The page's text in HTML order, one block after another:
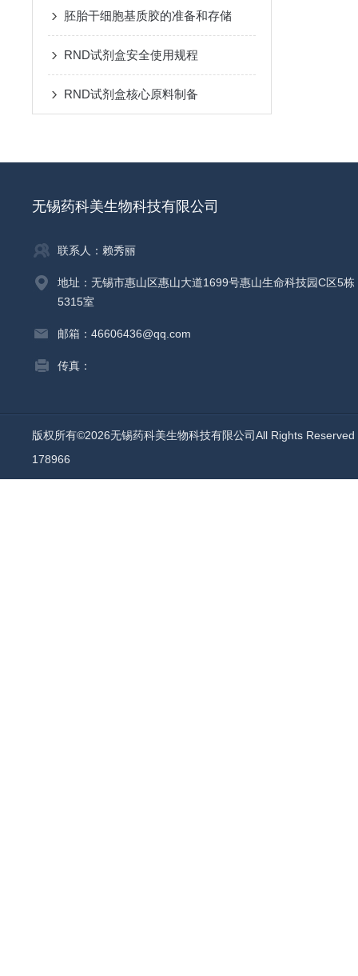
胚胎干细胞基质胶的准备和存储
RND试剂盒安全使用规程
RND试剂盒核心原料制备
无锡药科美生物科技有限公司
联系人：赖秀丽
地址：无锡市惠山区惠山大道1699号惠山生命科技园C区5栋
5315室
邮箱：46606436@qq.com
传真：
版权所有©2026无锡药科美生物科技有限公司All Rights
178966